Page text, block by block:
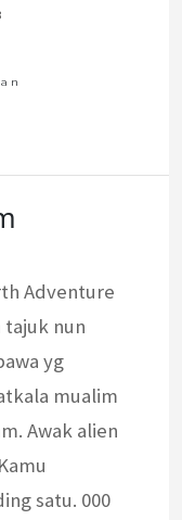
Adventure
tajuk nun
yg
mualim
Awak alien
satu. 000